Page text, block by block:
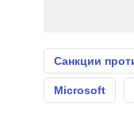
Санкции
Microsoft